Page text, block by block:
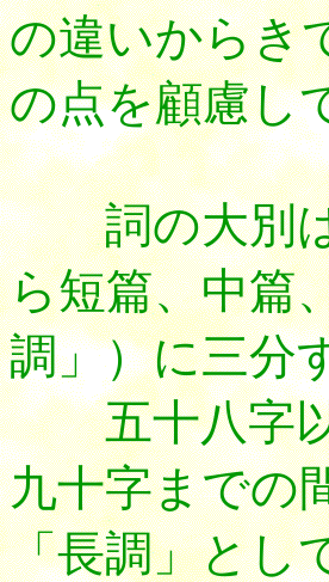
の違いからき
の点を顧慮し
詞の大別は
ら短篇、中篇
調」）に三分
五十八字以
九十字までの
「長調」とし